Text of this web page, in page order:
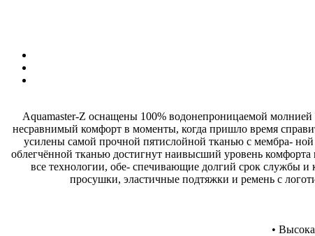
Aquamaster-Z оснащены 100% водонепроницаемой
несравнимый комфорт в моменты, когда пришло время
усилены самой прочной пятислойной тканью с мембра-
облегчённой тканью достигнут наивысший уровень
все технологии, обе- спечивающие долгий срок службы
просушки, эластичные подтяжки и ремень с
•